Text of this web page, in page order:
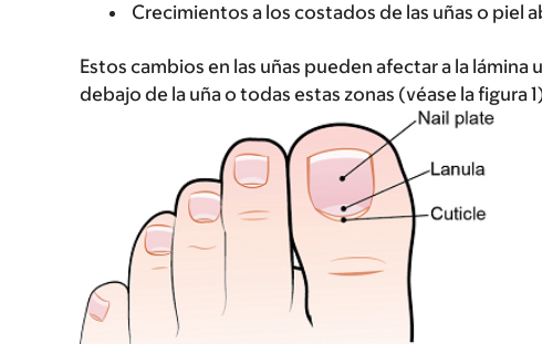
Crecimientos a los costados de las uñas o piel
Estos cambios en las uñas pueden afectar a la
debajo de la uña o todas estas zonas (véase la figura